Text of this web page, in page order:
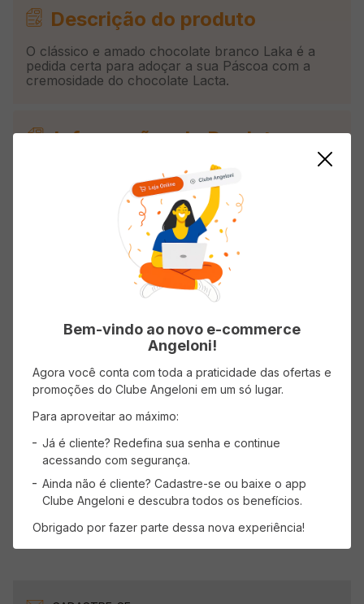
Descrição do produto
O clássico e amado chocolate branco Laka é a
pedida certa para adoçar a sua Páscoa com a
cremosidade do chocolate Lacta.
Informações do Produto
Nacional
Ovo de Páscoa
Tipo de Chocolate
Branco
Avaliações
Carregando…
Faça login para escrever uma avaliação.
Todos
Carregando avaliações…
Bem-vindo ao novo e-commerce
Angeloni!
Agora você conta com toda a praticidade das ofertas e
promoções do Clube Angeloni em um só lugar.
Para aproveitar ao máximo:
Já é cliente? Redefina sua senha e continue
acessando com segurança.
Ainda não é cliente? Cadastre-se ou baixe o app
Clube Angeloni e descubra todos os benefícios.
Obrigado por fazer parte dessa nova experiência!